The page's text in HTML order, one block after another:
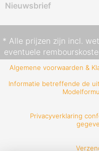
Nieuwsbrief
* Alle prijzen zijn incl.
eventuele
Algemene voorwaarden &
Informatie betreffende de
Privacyverklaring